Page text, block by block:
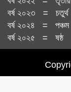
বর্ষ ২০২৩ = চতুর্থ
বর্ষ ২০২৪ = পঞ্চম
বর্ষ ২০২৫ = ষষ্ঠ